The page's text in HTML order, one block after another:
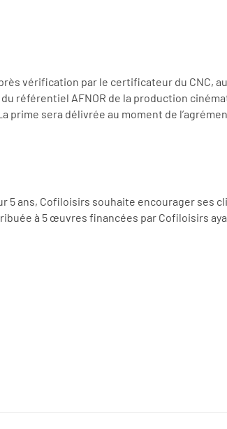
vérification par le certificateur du CNC,
référentiel AFNOR de la production
prime sera délivrée au moment de
5 ans, Cofiloisirs souhaite encourager ses
à 5 œuvres financées par Cofiloisirs